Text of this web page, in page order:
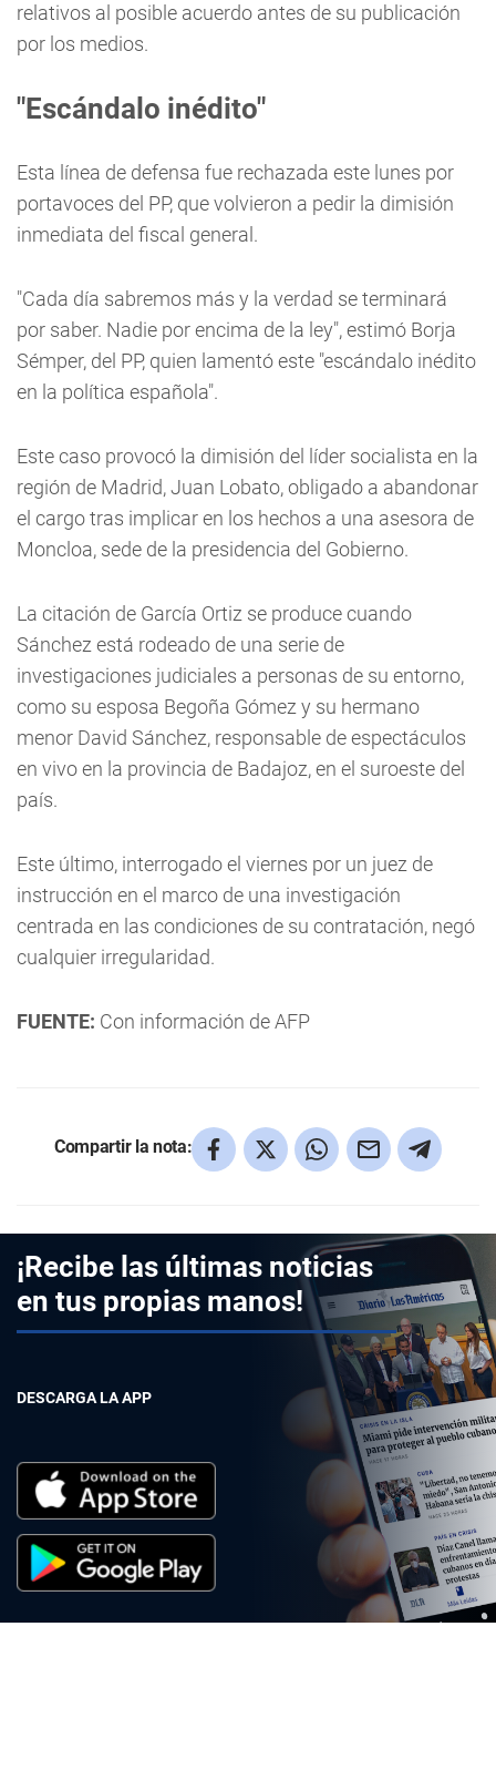
relativos al posible acuerdo antes de su publicación
por los medios.
"Escándalo inédito"
Esta línea de defensa fue rechazada este lunes por
portavoces del PP, que volvieron a pedir la dimisión
inmediata del fiscal general.
"Cada día sabremos más y la verdad se terminará
por saber. Nadie por encima de la ley", estimó Borja
Sémper, del PP, quien lamentó este "escándalo inédito
en la política española".
Este caso provocó la dimisión del líder socialista en la
región de Madrid, Juan Lobato, obligado a abandonar
el cargo tras implicar en los hechos a una asesora de
Moncloa, sede de la presidencia del Gobierno.
La citación de García Ortiz se produce cuando
Sánchez está rodeado de una serie de
investigaciones judiciales a personas de su entorno,
como su esposa Begoña Gómez y su hermano
menor David Sánchez, responsable de espectáculos
en vivo en la provincia de Badajoz, en el suroeste del
país.
Este último, interrogado el viernes por un juez de
instrucción en el marco de una investigación
centrada en las condiciones de su contratación, negó
cualquier irregularidad.
FUENTE: Con información de AFP
Compartir la nota:
¡Recibe las últimas noticias
en tus propias manos!
DESCARGA LA APP